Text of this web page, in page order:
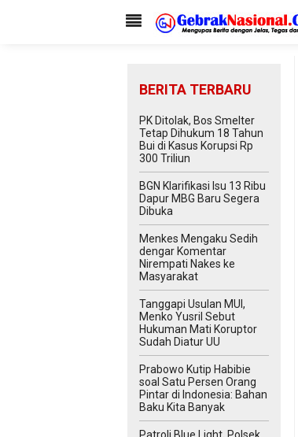
BERITA TERBARU
PK Ditolak, Bos Smelter
Tetap Dihukum 18 Tahun
Bui di Kasus Korupsi Rp
300 Triliun
BGN Klarifikasi Isu 13 Ribu
Dapur MBG Baru Segera
Dibuka
Menkes Mengaku Sedih
dengar Komentar
Nirempati Nakes ke
Masyarakat
Tanggapi Usulan MUI,
Menko Yusril Sebut
Hukuman Mati Koruptor
Sudah Diatur UU
Prabowo Kutip Habibie
soal Satu Persen Orang
Pintar di Indonesia: Bahan
Baku Kita Banyak